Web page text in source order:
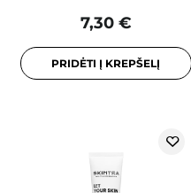
7,30 €
PRIDĖTI Į KREPŠELĮ